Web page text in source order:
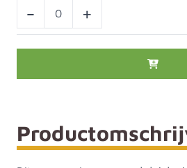
- +